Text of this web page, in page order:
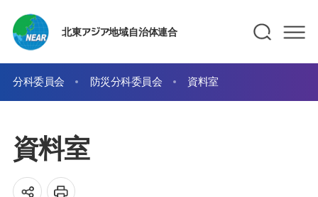
北東アジア地域自治体連合
分科委員会 防災分科委員会 資料室
資料室